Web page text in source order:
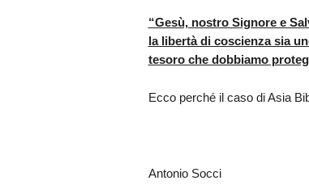
“Gesù, nostro Signore e
la libertà di coscienza sia
tesoro che dobbiamo
Ecco perché il caso di Asia
Antonio Socci